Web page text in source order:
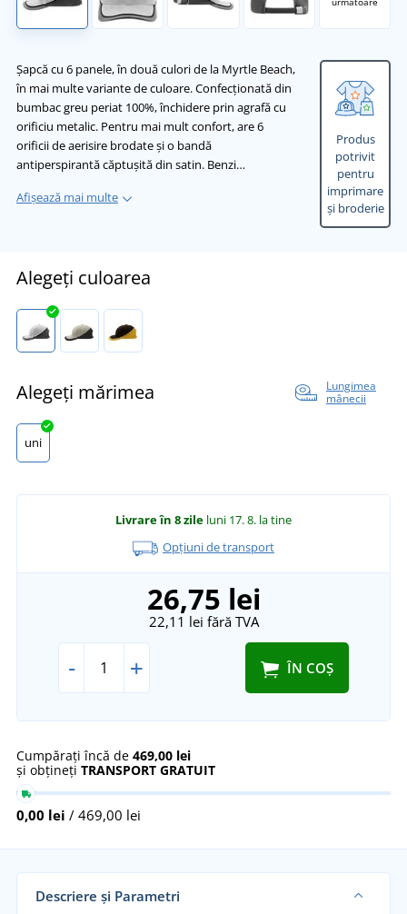
Șapcă cu 6 panele, în două culori de la Myrtle Beach,
în mai multe variante de culoare. Confecționată din
bumbac greu periat 100%, închidere prin agrafă cu
orificiu metalic. Pentru mai mult confort, are 6
orificii de aerisire brodate și o bandă
antiperspirantă căptușită din satin. Benzi…
Afișează mai multe
Produs
potrivit
pentru
imprimare
și broderie
Alegeți culoarea
Alegeți mărimea
Lungimea
mânecii
uni
Livrare în 8 zile luni 17. 8. la tine
Opțiuni de transport
26,75 lei
22,11 lei fără TVA
- + ÎN COȘ
Cumpărați încă de 469,00 lei
și obțineți TRANSPORT GRATUIT
0,00 lei / 469,00 lei
Descriere și Parametri